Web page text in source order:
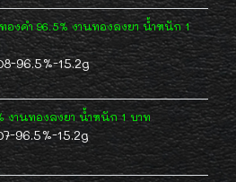
องคำ 96.5% งานทองลงยา น้ำหนัก 1
96.5%-15.2g
งานทองลงยา น้ำหนัก 1 บาท
96.5%-15.2g